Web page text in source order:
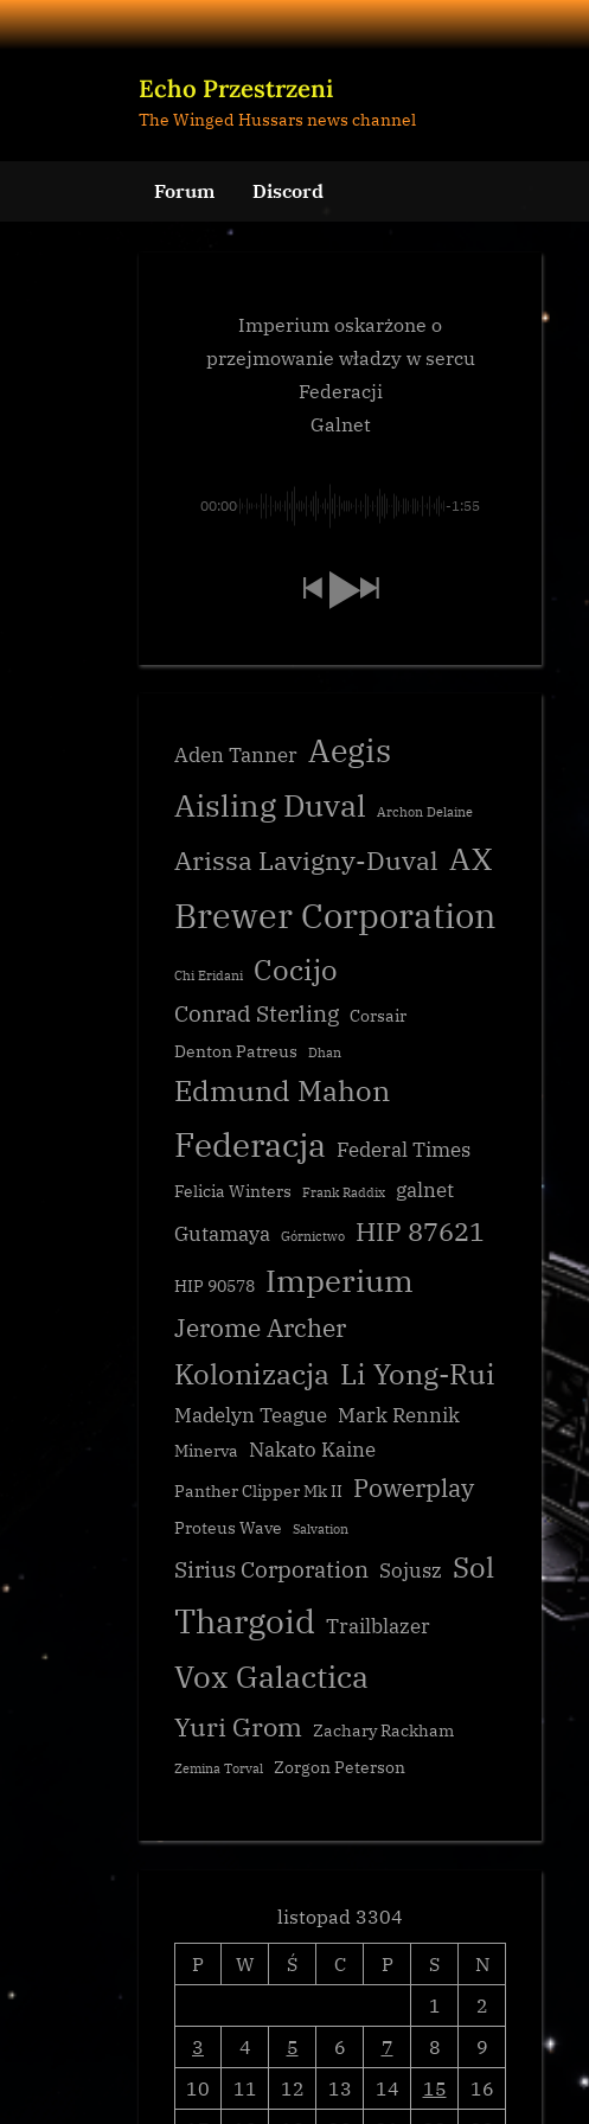
Skip
to
Echo Przestrzeni
The Winged Hussars news channel
Forum Discord
Zgromadzenie Sojuszu za głosowaniem nad
zmianami w konstytucji
Galnet
Imperium oskarżone o
przejmowanie władzy w sercu
Federacji
Galnet
00:00 -1:55
Aden Tanner Aegis
Aisling Duval Archon Delaine
Arissa Lavigny-Duval AX
Brewer Corporation
Chi Eridani Cocijo
Conrad Sterling Corsair
Denton Patreus
Dhan
Edmund Mahon
Federacja Federal Times
Felicia Winters Frank Raddix
galnet
Gutamaya
Górnictwo HIP 87621
HIP 90578 Imperium
Jerome Archer
Kolonizacja Li Yong-Rui
Madelyn Teague Mark Rennik
Minerva Nakato Kaine
Panther Clipper Mk II Powerplay
Proteus Wave Salvation
Sirius Corporation Sojusz Sol
Thargoid Trailblazer
Vox Galactica
Yuri Grom Zachary Rackham
Zemina Torval Zorgon Peterson
listopad 3304
P
W Ś C P S
N
1
2
3
4 5 6 7 8
9
10
11 12 13 14 15
16